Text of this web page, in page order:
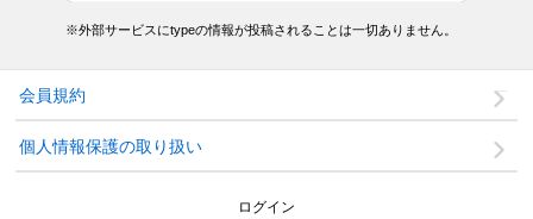
※外部サービスにtypeの情報が投稿されることは一切ありません。
会員規約
個人情報保護の取り扱い
ログイン